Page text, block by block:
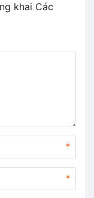
khai Các
*
*